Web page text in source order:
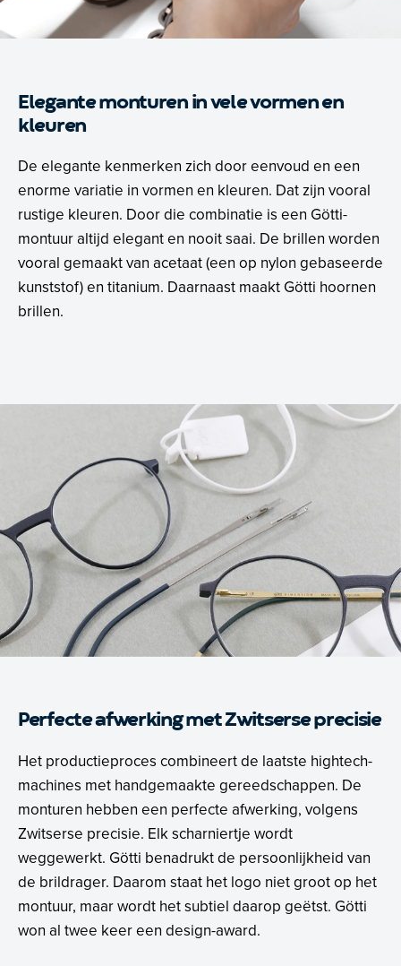
Elegante monturen in vele vormen en
kleuren
De elegante kenmerken zich door eenvoud en een
enorme variatie in vormen en kleuren. Dat zijn vooral
rustige kleuren. Door die combinatie is een Götti-
montuur altijd elegant en nooit saai. De brillen worden
vooral gemaakt van acetaat (een op nylon gebaseerde
kunststof) en titanium. Daarnaast maakt Götti hoornen
brillen.
Perfecte afwerking met Zwitserse precisie
Het productieproces combineert de laatste hightech-
machines met handgemaakte gereedschappen. De
monturen hebben een perfecte afwerking, volgens
Zwitserse precisie. Elk scharniertje wordt
weggewerkt. Götti benadrukt de persoonlijkheid van
de brildrager. Daarom staat het logo niet groot op het
montuur, maar wordt het subtiel daarop geëtst. Götti
won al twee keer een design-award.